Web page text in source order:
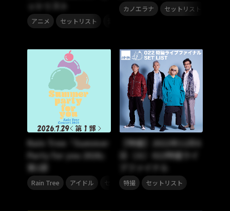
アニメ セットリスト
カノエラナ セットリスト
Rain Tree『Summer
Party for you 2026』
第1部
Rain Tree アイドル セトリプレイリスト , セットリスト
【特撮】2022年12月6
日（火）022特撮ライ
ブファイナル
特撮 セットリスト